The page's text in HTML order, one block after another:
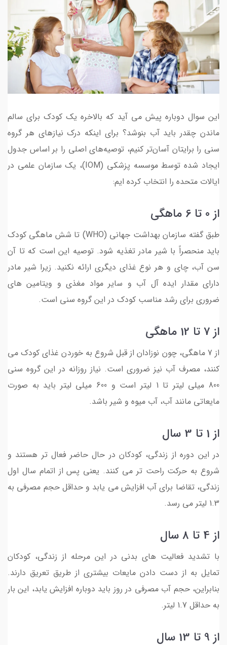
این سوال دوباره پیش می آید که بالاخره یک کودک برای سالم
ماندن چقدر باید آب بنوشد؟ برای اینکه درک نیازهای هر گروه
سنی را برایتان آسان‌تر کنیم، توصیه‌های اصلی را بر اساس جدول
ایجاد شده توسط موسسه پزشکی (IOM)، یک سازمان علمی در
ایالات متحده را انتخاب کرده ایم:
از 0 تا 6 ماهگی
طبق گفته سازمان بهداشت جهانی (WHO) تا شش ماهگی کودک
باید منحصراً با شیر مادر تغذیه شود. توصیه این است که تا آن
سن آب، چای و هر نوع غذای دیگری ارائه نکنید. زیرا شیر مادر
دارای مقدار ایده آل آب و سایر مواد مغذی و ویتامین های
ضروری برای رشد مناسب کودک در این گروه سنی است.
از 7 تا 12 ماهگی
از 7 ماهگی، چون نوزادان از قبل شروع به خوردن غذای کودک می
کنند، مصرف آب نیز ضروری است. نیاز روزانه در این گروه سنی
800 میلی لیتر تا 1 لیتر است و 600 میلی لیتر باید به صورت
مایعاتی مانند آب، آب میوه و شیر باشد.
از 1 تا 3 سال
در این دوره از زندگی، کودکان در حال حاضر فعال تر هستند و
شروع به حرکت راحت تر می کنند. یعنی پس از اتمام سال اول
زندگی، تقاضا برای آب افزایش می یابد و حداقل حجم مصرفی به
1.3 لیتر می رسد.
از 4 تا 8 سال
با تشدید فعالیت های بدنی در این مرحله از زندگی، کودکان
تمایل به از دست دادن مایعات بیشتری از طریق تعریق دارند.
بنابراین، حجم آب مصرفی در روز باید دوباره افزایش یابد، این بار
به حداقل 1.7 لیتر.
از 9 تا 13 سال